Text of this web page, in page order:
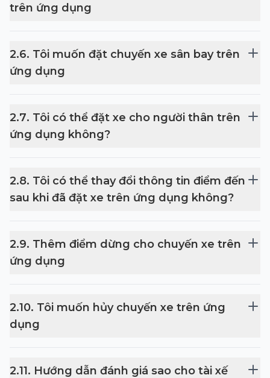
trên ứng dụng
2.6. Tôi muốn đặt chuyến xe sân bay trên
ứng dụng
2.7. Tôi có thể đặt xe cho người thân trên
ứng dụng không?
2.8. Tôi có thể thay đổi thông tin điểm đến
sau khi đã đặt xe trên ứng dụng không?
2.9. Thêm điểm dừng cho chuyến xe trên
ứng dụng
2.10. Tôi muốn hủy chuyến xe trên ứng
dụng
2.11. Hướng dẫn đánh giá sao cho tài xế